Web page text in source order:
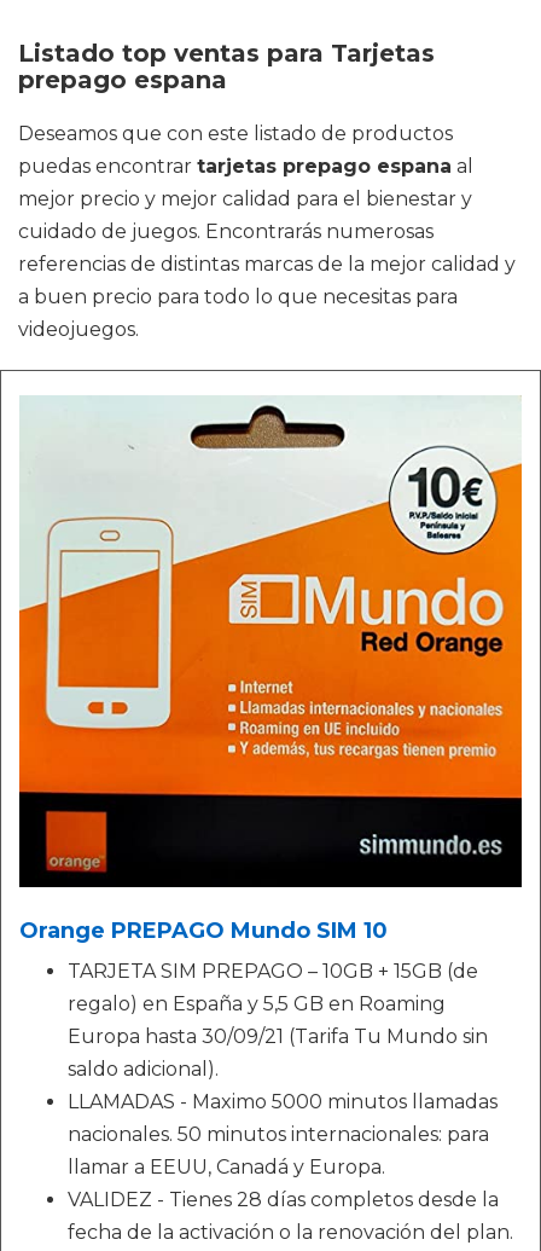
Listado top ventas para Tarjetas
prepago espana
Deseamos que con este listado de productos
puedas encontrar tarjetas prepago espana al
mejor precio y mejor calidad para el bienestar y
cuidado de juegos. Encontrarás numerosas
referencias de distintas marcas de la mejor calidad y
a buen precio para todo lo que necesitas para
videojuegos.
Orange PREPAGO Mundo SIM 10
TARJETA SIM PREPAGO – 10GB + 15GB (de
regalo) en España y 5,5 GB en Roaming
Europa hasta 30/09/21 (Tarifa Tu Mundo sin
saldo adicional).
LLAMADAS - Maximo 5000 minutos llamadas
nacionales. 50 minutos internacionales: para
llamar a EEUU, Canadá y Europa.
VALIDEZ - Tienes 28 días completos desde la
fecha de la activación o la renovación del plan.